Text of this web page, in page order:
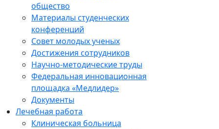
общество
Материалы студенческих
конференций
Совет молодых ученых
Достижения сотрудников
Научно-методические труды
Федеральная инновационная
площадка «Медлидер»
Документы
Лечебная работа
Клиническая больница